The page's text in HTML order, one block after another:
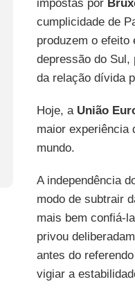
impostas por
cumplicidade de
produzem o efeito
depressão do Sul,
da relação dívida
Hoje, a União
maior experiência
mundo.
A independência
modo de subtrair
mais bem confiá-
privou
antes do
vigiar a